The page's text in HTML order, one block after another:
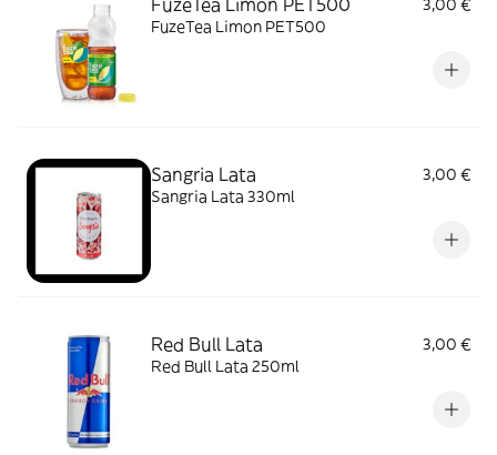
FuzeTea Limon PET500
3,00 €
FuzeTea Limon PET500
Sangria Lata
3,00 €
Sangria Lata 330ml
Red Bull Lata
3,00 €
Red Bull Lata 250ml